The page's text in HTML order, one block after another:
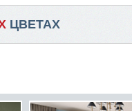
ЦВЕТАХ